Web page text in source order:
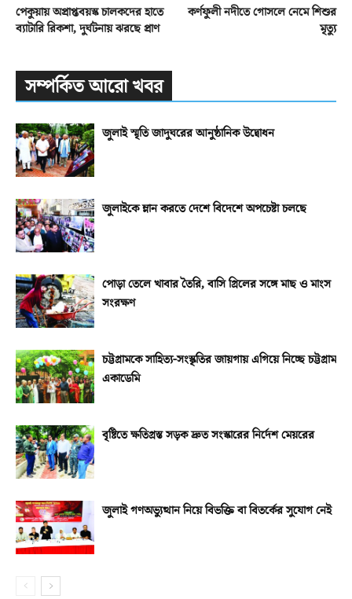
পেকুয়ায় অপ্রাপ্তবয়স্ক চালকদের হাতে
ব্যাটারি রিকশা, দুর্ঘটনায় ঝরছে প্রাণ
কর্ণফুলী নদীতে গোসলে নেমে শিশুর
মৃত্যু
সম্পর্কিত আরো খবর
জুলাই স্মৃতি জাদুঘরের আনুষ্ঠানিক উদ্বোধন
জুলাইকে ম্লান করতে দেশে বিদেশে অপচেষ্টা চলছে
পোড়া তেলে খাবার তৈরি, বাসি গ্রিলের সঙ্গে মাছ ও মাংস
সংরক্ষণ
চট্টগ্রামকে সাহিত্য-সংস্কৃতির জায়গায় এগিয়ে নিচ্ছে চট্টগ্রাম
একাডেমি
বৃষ্টিতে ক্ষতিগ্রস্ত সড়ক দ্রুত সংস্কারের নির্দেশ মেয়রের
জুলাই গণঅভ্যুত্থান নিয়ে বিভক্তি বা বিতর্কের সুযোগ নেই